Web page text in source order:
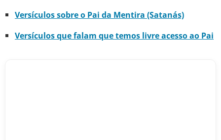
Versículos sobre o Pai da Mentira (Satanás)
Versículos que falam que temos livre acesso ao Pai